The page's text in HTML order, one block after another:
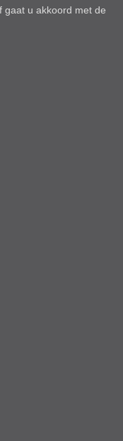
gaat u akkoord met de